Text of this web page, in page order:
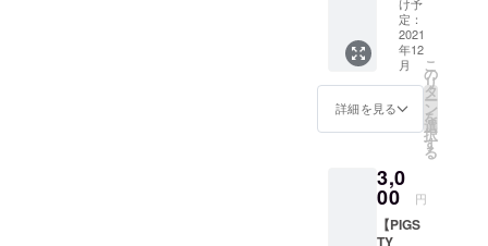
ストア
やブロ
グへ
GO! 札
幌市中
央区南2
条西8丁
日、月
曜定休
12〜17
時 ※臨
ト「マ
ンモ
ス」を
主催し
てい
た、タ
るお店
からの
リター
ン品で
コー
ヒー ド
リップ
バッグ
10個入
り】
HAPPE
NING
、
ColorM
eBlood
Red、
定：
2021
年12
月
詳細を見る
こ
の
リ
タ
ー
ン
を
選
択
す
る
3,0
00 円
【PIGS
TY